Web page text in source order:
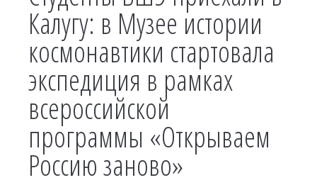
Калугу: в Музее истории
космонавтики стартовала
экспедиция в рамках
всероссийской
программы «Открываем
Россию заново»